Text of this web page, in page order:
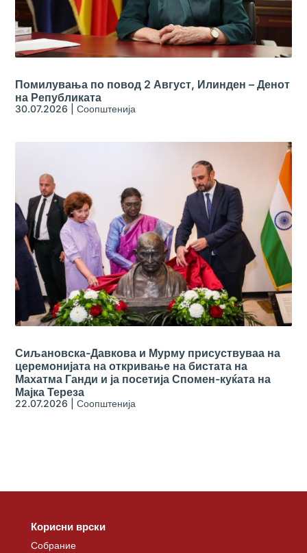
Помилувања по повод 2 Август, Илинден – Денот
на Републиката
30.07.2026 |Соопштенија
Сиљановска-Давкова и Мурму присуствуваа на
церемонијата на откривање на бистата на
Махатма Ганди и ја посетија Спомен-куќата на
Мајка Тереза
22.07.2026 |Соопштенија
Корисни врски
Собрание